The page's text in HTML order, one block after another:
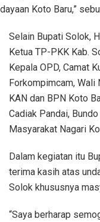
Koto Baru,”
Selain Bupati Solok,
Ketua TP-PKK Kab.
Kepala OPD, Camat
Forkompimcam, Wali
KAN dan BPN Koto
Cadiak Pandai,
Masyarakat Nagari
Dalam kegiatan itu
terima kasih atas
Solok khususnya
“Saya berharap